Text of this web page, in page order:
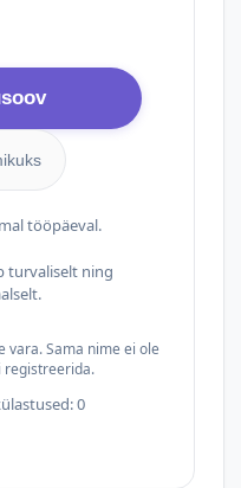
tööpäeval.
turvaliselt ning
vara. Sama nime ei ole
registreerida.
0